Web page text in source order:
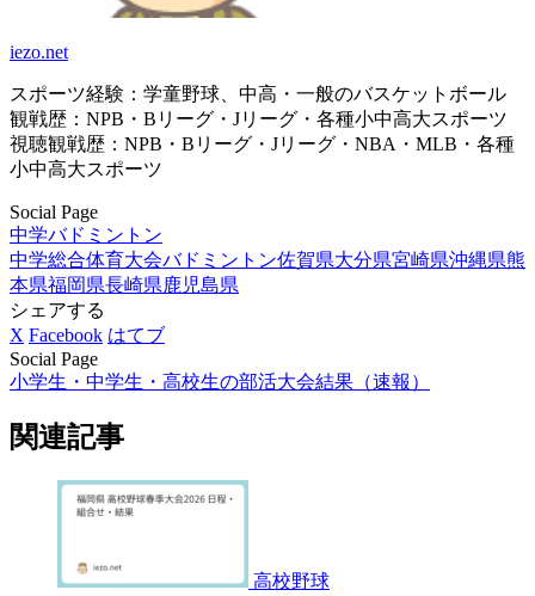
iezo.net
スポーツ経験：学童野球、中高・一般のバスケットボール
観戦歴：NPB・Bリーグ・Jリーグ・各種小中高大スポーツ
視聴観戦歴：NPB・Bリーグ・Jリーグ・NBA・MLB・各種
小中高大スポーツ
Social Page
中学バドミントン
中学総合体育大会バドミントン佐賀県大分県宮崎県沖縄県熊
本県福岡県長崎県鹿児島県
シェアする
X Facebook はてブ
Social Page
小学生・中学生・高校生の部活大会結果（速報）
関連記事
高校野球